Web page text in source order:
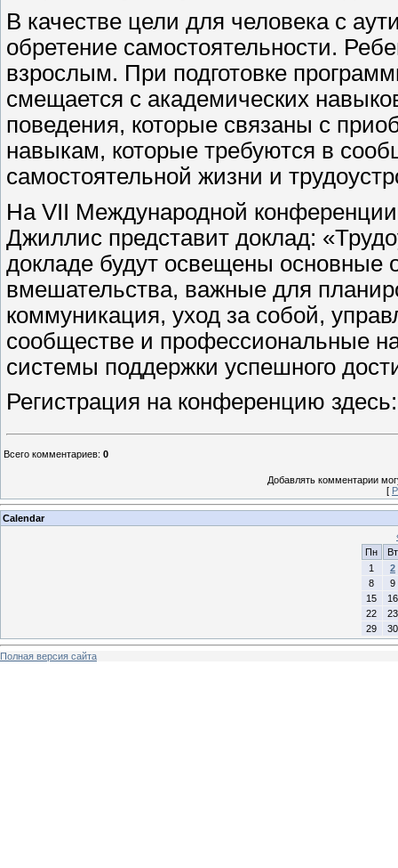
В качестве цели для человека с
обретение самостоятельности.
взрослым. При подготовке
смещается с академических
поведения, которые связаны с
навыкам, которые требуются в
самостоятельной жизни и
На VII Международной
Джиллис представит доклад:
докладе будут освещены основные
вмешательства, важные для
коммуникация, уход за собой,
сообществе и профессиональные
системы поддержки успешного
Регистрация на конференцию
Всего комментариев: 0
Добавлять комментарии
[
Calendar
Пн
Вт
1
2
8
9
15
16
22
23
29
30
Полная версия сайта